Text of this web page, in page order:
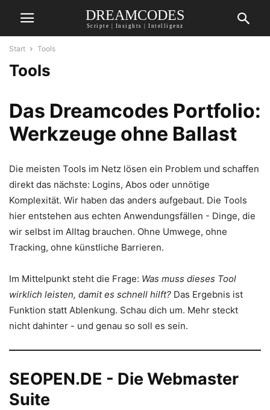
DREAMCODES
Scripte | Insights | Intelligenz
Start Tools
Tools
Das Dreamcodes Portfolio:
Werkzeuge ohne Ballast
Die meisten Tools im Netz lösen ein Problem und schaffen
direkt das nächste: Logins, Abos oder unnötige
Komplexität. Wir haben das anders aufgebaut. Die Tools
hier entstehen aus echten Anwendungsfällen - Dinge, die
wir selbst im Alltag brauchen. Ohne Umwege, ohne
Tracking, ohne künstliche Barrieren.
Im Mittelpunkt steht die Frage: Was muss dieses Tool
wirklich leisten, damit es schnell hilft? Das Ergebnis ist
Funktion statt Ablenkung. Schau dich um. Mehr steckt
nicht dahinter - und genau so soll es sein.
SEOPEN.DE - Die Webmaster
Suite